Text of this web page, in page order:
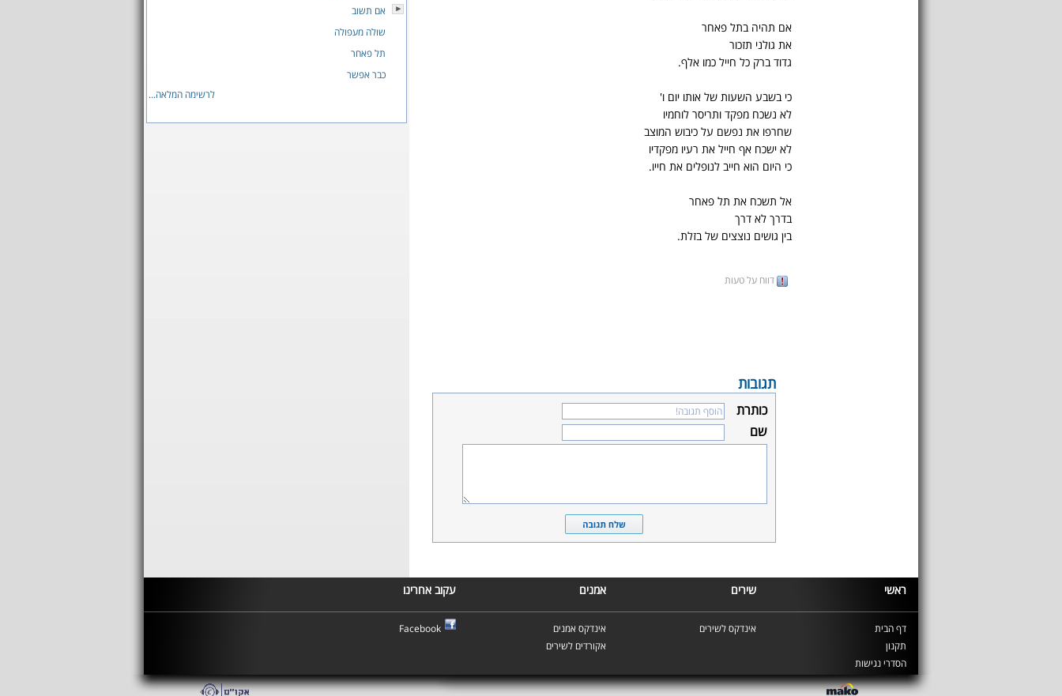
אם תהיה בתל פאחר
את גולני תזכור
גדוד ברק כל חייל כמו אלף.
כי בשבע השעות של אותו יום ו'
לא נשכח מפקד ותריסר לוחמיו
שחרפו את נפשם על כיבוש המוצב
לא ישכח אף חייל את רעיו מפקדיו
כי היום הוא חייב לנופלים את חייו.
אל תשכח את תל פאחר
בדרך לא דרך
בין גושים נוצצים של בזלת.
דווח על טעות
תגובות
כותרת
שם
אם תשוב
שולה מעפולה
תל פאחר
כבר אפשר
לרשימה המלאה...
ראשי שירים אמנים עקוב אחרינו
דף הבית
תקנון
הסדרי נגישות
אינדקס לשירים
אינדקס אמנים
אקורדים לשירים
Facebook